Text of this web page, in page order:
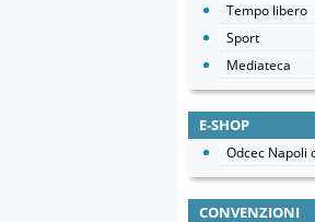
Tempo libero
Sport
Mediateca
E-SHOP
Odcec Napoli
CONVENZIONI